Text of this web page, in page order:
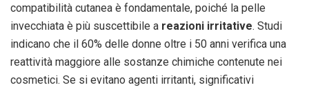
compatibilità cutanea è fondamentale, poiché la pelle
invecchiata è più suscettibile a reazioni irritative. Studi
indicano che il 60% delle donne oltre i 50 anni verifica una
reattività maggiore alle sostanze chimiche contenute nei
cosmetici. Se si evitano agenti irritanti, significativi